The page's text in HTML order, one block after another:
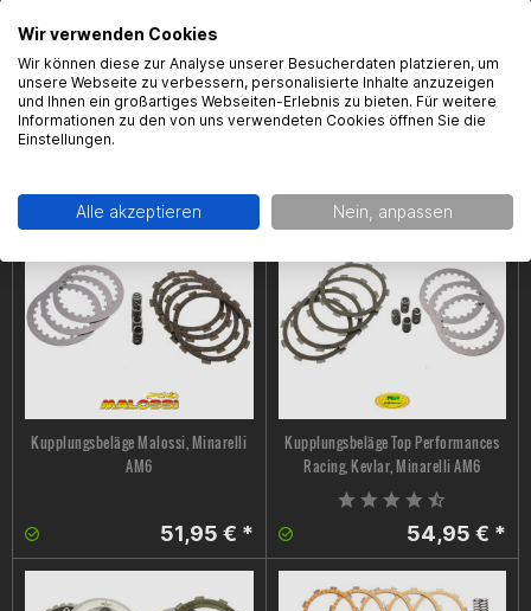
Kupplungsausrückhebel- Halterung
Most, Minarelli AM6, Minarelli AM6,
verschiedene Farben
31,95 € *
Kupplungssatz MVT Racing, Minarelli
AM6, 5 Scheiben, spez. f. 80cc
59,95 € *
Kupplungsbeläge Malossi, Minarelli
AM6
51,95 € *
Kupplungsbeläge Top Performances
Racing, Kevlar, Minarelli AM6
54,95 € *
Wir verwenden Cookies
Wir können diese zur Analyse unserer Besucherdaten platzieren, um
unsere Webseite zu verbessern, personalisierte Inhalte anzuzeigen
und Ihnen ein großartiges Webseiten-Erlebnis zu bieten. Für weitere
Informationen zu den von uns verwendeten Cookies öffnen Sie die
Einstellungen.
Alle akzeptieren Nein, anpassen